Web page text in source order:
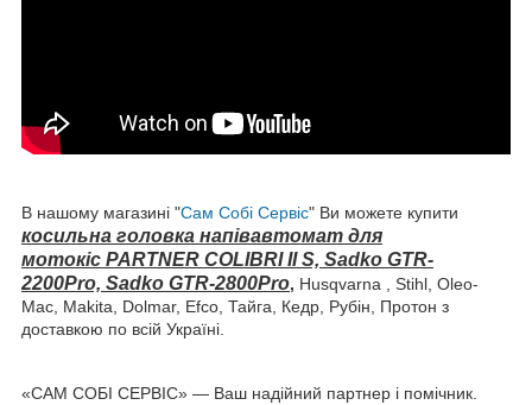
В нашому магазині "Сам Собі Сервіс" Ви можете купити
косильна головка напівавтомат для
мотокіс PARTNER COLIBRI II S, Sadko GTR-
2200Pro, Sadko GTR-2800Pro, Husqvarna , Stihl, Oleo-
Mac, Makita, Dolmar, Efco, Тайга, Кедр, Рубін, Протон з
доставкою по всій Україні.
«САМ СОБІ СЕРВІС» — Ваш надійний партнер і помічник.